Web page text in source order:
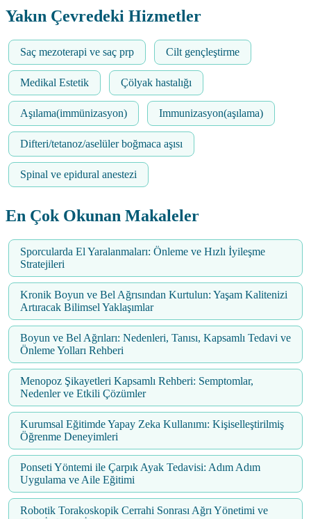
Yakın Çevredeki Hizmetler
Saç mezoterapi ve saç prp Cilt gençleştirme
Medikal Estetik Çölyak hastalığı
Aşılama(immünizasyon) Immunizasyon(aşılama)
Difteri/tetanoz/aselüler boğmaca aşısı
Spinal ve epidural anestezi
En Çok Okunan Makaleler
Sporcularda El Yaralanmaları: Önleme ve Hızlı İyileşme
Stratejileri
Kronik Boyun ve Bel Ağrısından Kurtulun: Yaşam Kalitenizi
Artıracak Bilimsel Yaklaşımlar
Boyun ve Bel Ağrıları: Nedenleri, Tanısı, Kapsamlı Tedavi ve
Önleme Yolları Rehberi
Menopoz Şikayetleri Kapsamlı Rehberi: Semptomlar,
Nedenler ve Etkili Çözümler
Kurumsal Eğitimde Yapay Zeka Kullanımı: Kişiselleştirilmiş
Öğrenme Deneyimleri
Ponseti Yöntemi ile Çarpık Ayak Tedavisi: Adım Adım
Uygulama ve Aile Eğitimi
Robotik Torakoskopik Cerrahi Sonrası Ağrı Yönetimi ve